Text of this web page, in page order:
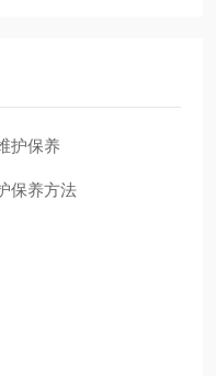
护保养
保养方法